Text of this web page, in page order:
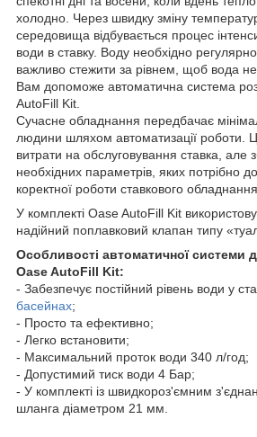
холодно. Через швидку зміну
середовища відбувається процес
води в ставку. Воду необхідно
важливо стежити за рівнем, щоб вода
Вам допоможе автоматична система
AutoFill Kit.
Сучасне обладнання передбачає
людини шляхом автоматизації роботи.
витрати на обслуговування ставка, але
необхідних параметрів, яких потрібно
коректної роботи ставкового обладнання.
У комплекті Oase AutoFill Kit
надійний поплавковий клапан типу
Особливості автоматичної системи
Oase AutoFill Kit:
- Забезпечує постійний рівень води у
басейнах;
- Просто та ефективно;
- Легко встановити;
- Максимальний проток води 340 л/год;
- Допустимий тиск води 4 Бар;
- У комплекті із швидкороз'ємним
шланга діаметром 21 мм.